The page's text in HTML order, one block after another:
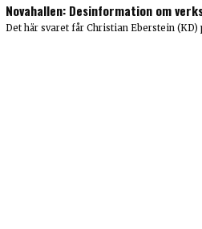
Novahallen: Desinformation om
Det här svaret får Christian Eberstein (KD)